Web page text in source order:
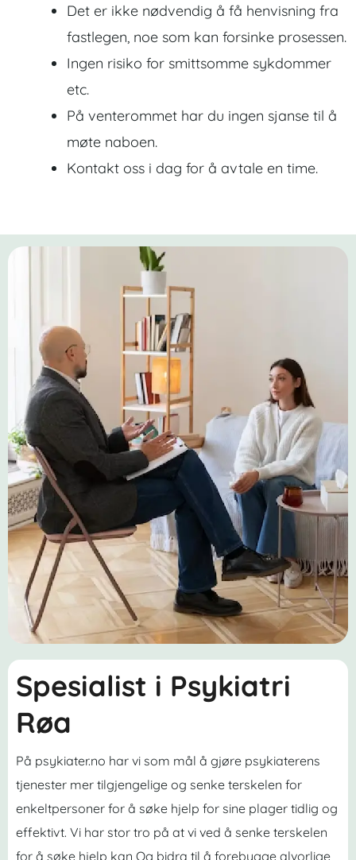
Det er ikke nødvendig å få henvisning fra
fastlegen, noe som kan forsinke prosessen.
Ingen risiko for smittsomme sykdommer
etc.
På venterommet har du ingen sjanse til å
møte naboen.
Kontakt oss i dag for å avtale en time.
Spesialist i Psykiatri
Røa
På psykiater.no har vi som mål å gjøre psykiaterens
tjenester mer tilgjengelige og senke terskelen for
enkeltpersoner for å søke hjelp for sine plager tidlig og
effektivt. Vi har stor tro på at vi ved å senke terskelen
for å søke hjelp kan Og bidra til å forebygge alvorlige